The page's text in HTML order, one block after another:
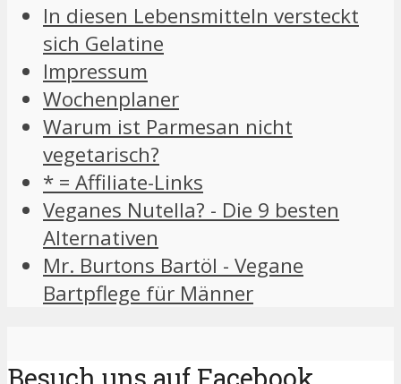
In diesen Lebensmitteln versteckt
sich Gelatine
Impressum
Wochenplaner
Warum ist Parmesan nicht
vegetarisch?
* = Affiliate-Links
Veganes Nutella? - Die 9 besten
Alternativen
Mr. Burtons Bartöl - Vegane
Bartpflege für Männer